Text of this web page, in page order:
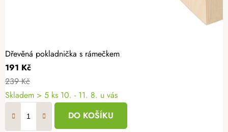
Dřevěná pokladnička s rámečkem
191 Kč
239 Kč
Skladem > 5 ks 10. - 11. 8. u vás
DO KOŠÍKU